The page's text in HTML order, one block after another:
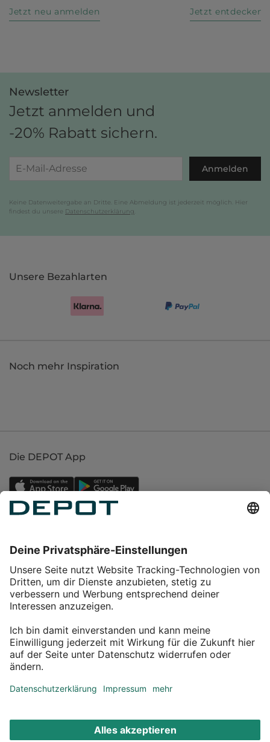
Jetzt neu anmelden
Jetzt entdecken
Newsletter
Jetzt anmelden und
-20% Rabatt sichern.
Anmelden
Keine Datenweitergabe an Dritte. Eine Abmeldung ist jederzeit möglich. Hier
findest du unsere Datenschutzerklärung
Unsere Bezahlarten
Noch mehr Inspiration
Die DEPOT App
Service
Über DEPOT
Kontakt